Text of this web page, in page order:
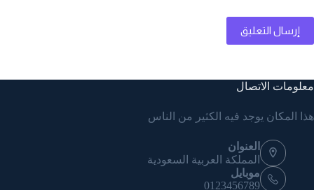
إرسال التعليق
معلومات الاتصال
هذا المكان يوجد فيه الكثير من الناس
العنوان
المملكة العربية السعودية
موبايل
0123456789